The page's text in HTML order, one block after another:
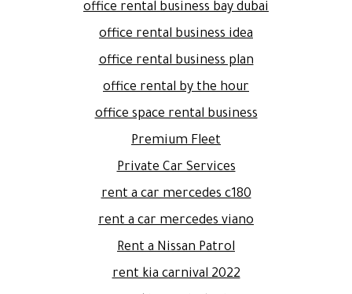
office rental business bay dubai
office rental business idea
office rental business plan
office rental by the hour
office space rental business
Premium Fleet
Private Car Services
rent a car mercedes c180
rent a car mercedes viano
Rent a Nissan Patrol
rent kia carnival 2022